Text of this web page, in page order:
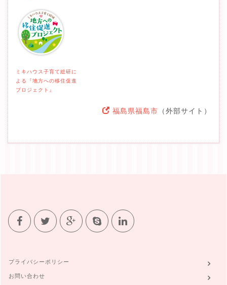
ミキハウス子育て総研に
よる『地方への移住促進
プロジェクト』
福島県福島市 （外部サイト）
プライバシーポリシー
お問い合わせ